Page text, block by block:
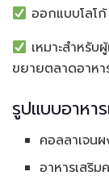
ออกแบบโลโ
เหมาะสำหรั
ขยายตลาดอาหา
รูปแบบอาหา
คอลลาเจน
อาหารเสริ